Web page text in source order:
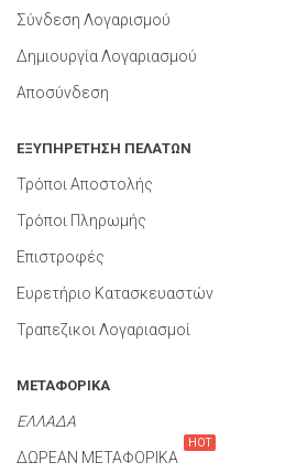
Σύνδεση Λογαρισμού
Δημιουργία Λογαριασμού
Αποσύνδεση
ΕΞΥΠΗΡΕΤΗΣΗ ΠΕΛΑΤΩΝ
Τρόποι Αποστολής
Τρόποι Πληρωμής
Επιστροφές
Ευρετήριο Κατασκευαστών
Τραπεζικοι Λογαριασμοί
ΜΕΤΑΦΟΡΙΚΑ
ΕΛΛΑΔΑ
ΔΩΡΕΑΝ ΜΕΤΑΦΟΡΙΚΑ
HOT